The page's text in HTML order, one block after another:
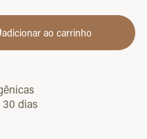
adicionar ao carrinho
dias